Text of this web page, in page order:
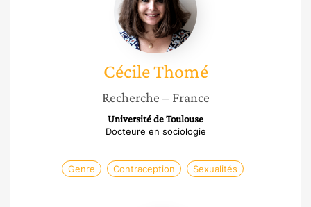
CécileThomé
Recherche – France
Université de Toulouse
Docteure en sociologie
Genre Contraception Sexualités